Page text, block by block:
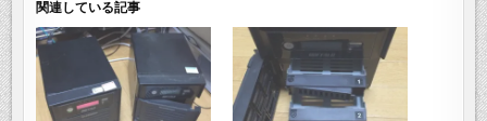
関連している記事